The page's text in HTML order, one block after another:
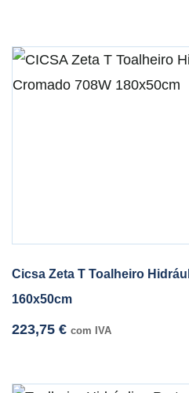
Cicsa Zeta T Toalheiro
160x50cm
223,75 € com IVA